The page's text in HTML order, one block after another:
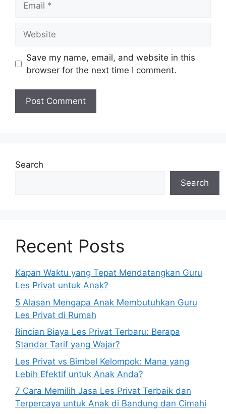
Save my name, email, and website in this
browser for the next time I comment.
Search
Search
Recent Posts
Kapan Waktu yang Tepat Mendatangkan Guru
Les Privat untuk Anak?
5 Alasan Mengapa Anak Membutuhkan Guru
Les Privat di Rumah
Rincian Biaya Les Privat Terbaru: Berapa
Standar Tarif yang Wajar?
Les Privat vs Bimbel Kelompok: Mana yang
Lebih Efektif untuk Anak Anda?
7 Cara Memilih Jasa Les Privat Terbaik dan
Terpercaya untuk Anak di Bandung dan Cimahi